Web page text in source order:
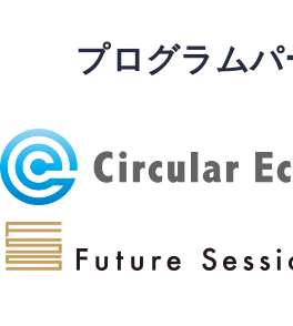
プログラムパ